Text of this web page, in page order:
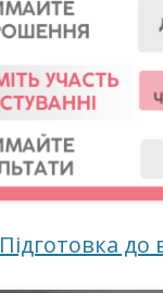
Підготовка до